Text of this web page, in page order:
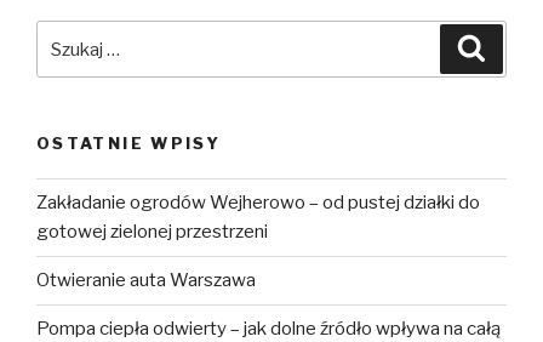
OSTATNIE WPISY
Zakładanie ogrodów Wejherowo – od pustej działki do
gotowej zielonej przestrzeni
Otwieranie auta Warszawa
Pompa ciepła odwierty – jak dolne źródło wpływa na całą